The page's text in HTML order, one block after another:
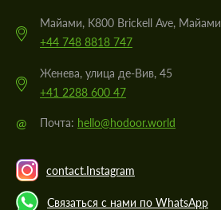
Майами, K800 Brickell Ave, Майами
+44 748 8818 747
Женева, улица де-Вив, 45
+41 2288 600 47
@ Почта: hello@hodoor.world
contact.Instagram
Связаться с нами по WhatsApp